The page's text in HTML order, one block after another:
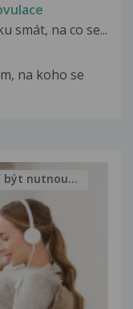
smát, na co se...
na koho se
být nutnou...